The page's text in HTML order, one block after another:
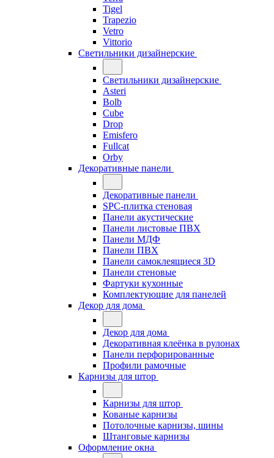
Tigel
Trapezio
Vetro
Vittorio
Светильники дизайнерские
Светильники дизайнерские
Asteri
Bolb
Cube
Drop
Emisfero
Fullcat
Orby
Декоративные панели
Декоративные панели
SPC-плитка стеновая
Панели акустические
Панели листовые ПВХ
Панели МДФ
Панели ПВХ
Панели самоклеящиеся 3D
Панели стеновые
Фартуки кухонные
Комплектующие для панелей
Декор для дома
Декор для дома
Декоративная клеёнка в рулонах
Панели перфорированные
Профили рамочные
Карнизы для штор
Карнизы для штор
Кованые карнизы
Потолочные карнизы, шины
Штанговые карнизы
Оформление окна